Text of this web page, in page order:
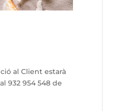
al Client estarà
932 954 548 de